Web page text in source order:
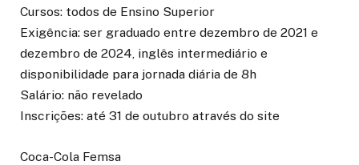
Cursos: todos de Ensino Superior
Exigência: ser graduado entre dezembro de 2021 e
dezembro de 2024, inglês intermediário e
disponibilidade para jornada diária de 8h
Salário: não revelado
Inscrições: até 31 de outubro através do site
Coca-Cola Femsa